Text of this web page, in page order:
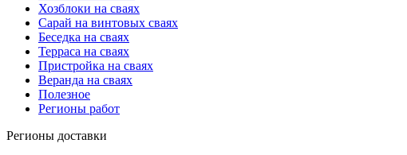
Хозблоки на сваях
Сарай на винтовых сваях
Беседка на сваях
Терраса на сваях
Пристройка на сваях
Веранда на сваях
Полезное
Регионы работ
Регионы доставки